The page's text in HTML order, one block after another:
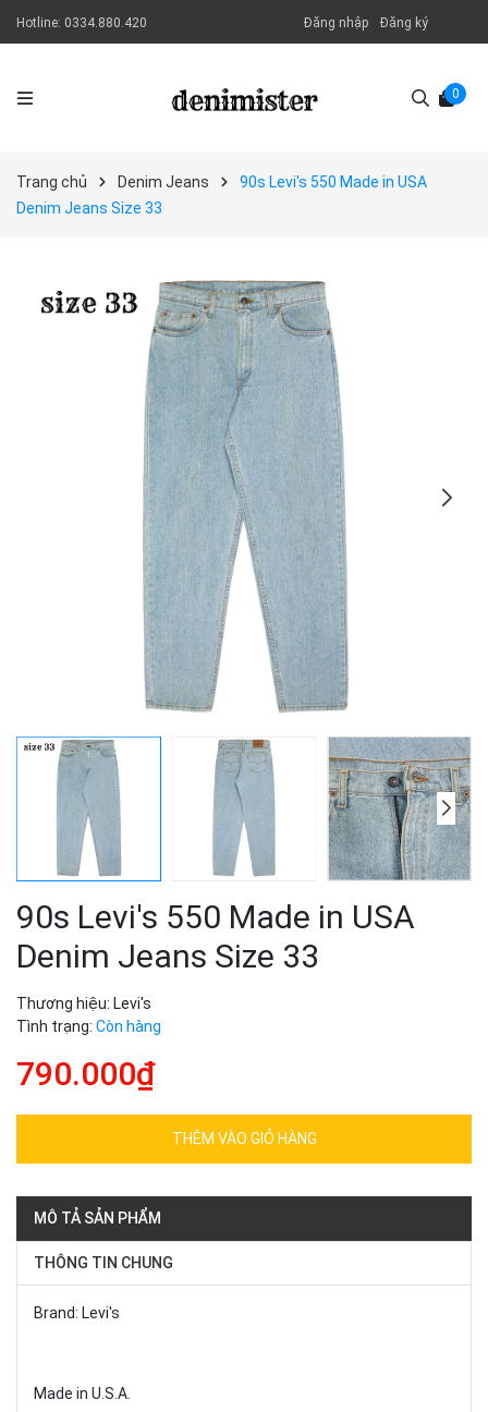
Hotline: 0334.880.420 Đăng nhập Đăng ký
0
Trang chủ Denim Jeans
90s Levi's 550 Made in USA
Denim Jeans Size 33
90s Levi's 550 Made in USA
Denim Jeans Size 33
Thương hiệu: Levi's
Tình trạng: Còn hàng
790.000₫
THÊM VÀO GIỎ HÀNG
MÔ TẢ SẢN PHẨM
THÔNG TIN CHUNG
Brand: Levi's
Made in U.S.A.